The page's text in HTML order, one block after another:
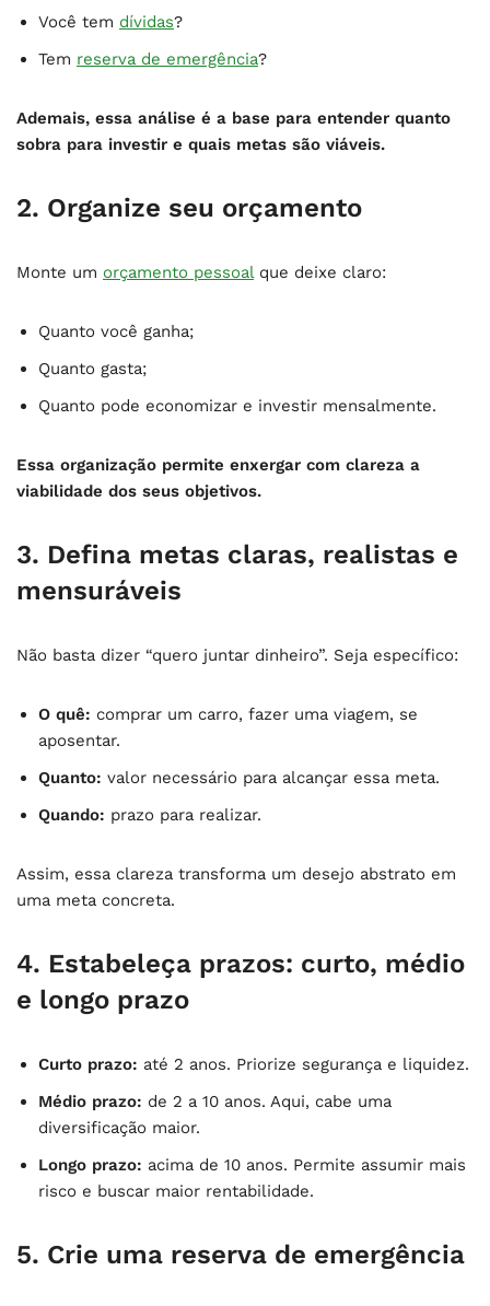
Você tem dívidas?
Tem reserva de emergência?
Ademais, essa análise é a base para entender quanto
sobra para investir e quais metas são viáveis.
2. Organize seu orçamento
Monte um orçamento pessoalque deixe claro:
Quanto você ganha;
Quanto gasta;
Quanto pode economizar e investir mensalmente.
Essa organização permite enxergar com clareza a
viabilidade dos seus objetivos.
3. Defina metas claras, realistas e
mensuráveis
Não basta dizer “quero juntar dinheiro”. Seja específico:
O quê: comprar um carro, fazer uma viagem, se
aposentar.
Quanto: valor necessário para alcançar essa meta.
Quando: prazo para realizar.
Assim, essa clareza transforma um desejo abstrato em
uma meta concreta.
4. Estabeleça prazos: curto, médio
e longo prazo
Curto prazo: até 2 anos. Priorize segurança e liquidez.
Médio prazo: de 2 a 10 anos. Aqui, cabe uma
diversificação maior.
Longo prazo: acima de 10 anos. Permite assumir mais
risco e buscar maior rentabilidade.
5. Crie uma reserva de emergência